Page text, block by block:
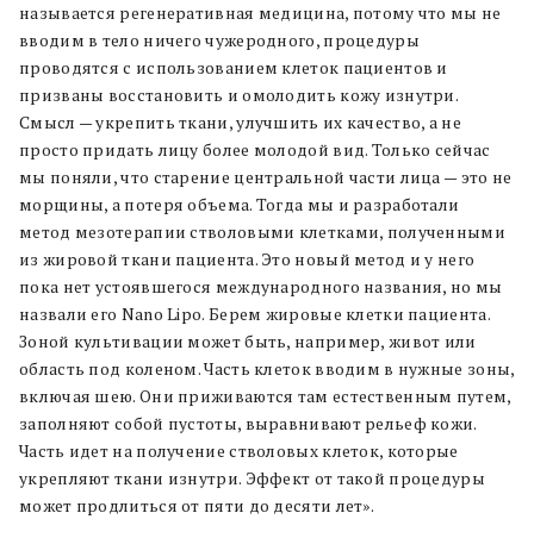
называется регенеративная медицина, потому что мы не
вводим в тело ничего чужеродного, процедуры
проводятся с использованием клеток пациентов и
призваны восстановить и омолодить кожу изнутри.
Смысл — укрепить ткани, улучшить их качество, а не
просто придать лицу более молодой вид. Только сейчас
мы поняли, что старение центральной части лица — это не
морщины, а потеря объема. Тогда мы и разработали
метод мезотерапии стволовыми клетками, полученными
из жировой ткани пациента. Это новый метод и у него
пока нет устоявшегося международного названия, но мы
назвали его Nano Lipo. Берем жировые клетки пациента.
Зоной культивации может быть, например, живот или
область под коленом. Часть клеток вводим в нужные зоны,
включая шею. Они приживаются там естественным путем,
заполняют собой пустоты, выравнивают рельеф кожи.
Часть идет на получение стволовых клеток, которые
укрепляют ткани изнутри. Эффект от такой процедуры
может продлиться от пяти до десяти лет».